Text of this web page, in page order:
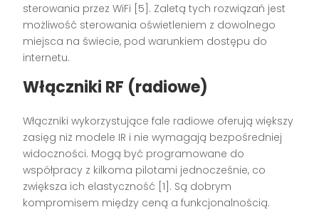
sterowania przez WiFi [5]. Zaletą tych rozwiązań jest
możliwość sterowania oświetleniem z dowolnego
miejsca na świecie, pod warunkiem dostępu do
internetu.
Włączniki RF (radiowe)
Włączniki wykorzystujące fale radiowe oferują większy
zasięg niż modele IR i nie wymagają bezpośredniej
widoczności. Mogą być programowane do
współpracy z kilkoma pilotami jednocześnie, co
zwiększa ich elastyczność [1]. Są dobrym
kompromisem między ceną a funkcjonalnością.